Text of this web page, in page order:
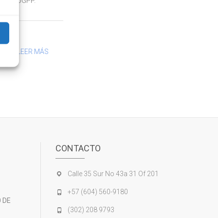
LEER MÁS
DE
CONTACTO
Calle 35 Sur No 43a 31 Of 201
+57 (604) 560-9180
(302) 208 9793